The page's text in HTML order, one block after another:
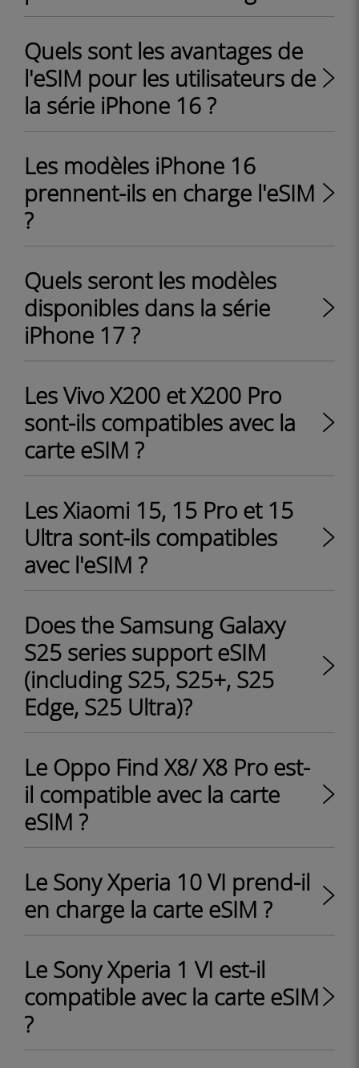
Quels sont les avantages de
l'eSIM pour les utilisateurs de
la série iPhone 16 ?
Les modèles iPhone 16
prennent-ils en charge l'eSIM
?
Quels seront les modèles
disponibles dans la série
iPhone 17 ?
Les Vivo X200 et X200 Pro
sont-ils compatibles avec la
carte eSIM ?
Les Xiaomi 15, 15 Pro et 15
Ultra sont-ils compatibles
avec l'eSIM ?
Does the Samsung Galaxy
S25 series support eSIM
(including S25, S25+, S25
Edge, S25 Ultra)?
Le Oppo Find X8/ X8 Pro est-
il compatible avec la carte
eSIM ?
Le Sony Xperia 10 VI prend-il
en charge la carte eSIM ?
Le Sony Xperia 1 VI est-il
compatible avec la carte eSIM
?